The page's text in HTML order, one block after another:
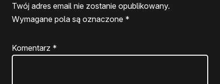
Twój adres email nie zostanie opublikowany.
Wymagane pola są oznaczone *
Komentarz *